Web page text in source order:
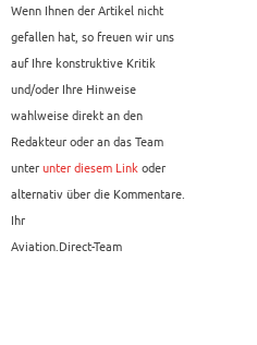
Wenn Ihnen der Artikel nicht
gefallen hat, so freuen wir uns
auf Ihre konstruktive Kritik
und/oder Ihre Hinweise
wahlweise direkt an den
Redakteur oder an das Team
unterunter diesem Linkoder
alternativ über die Kommentare.
Ihr
Aviation.Direct-Team